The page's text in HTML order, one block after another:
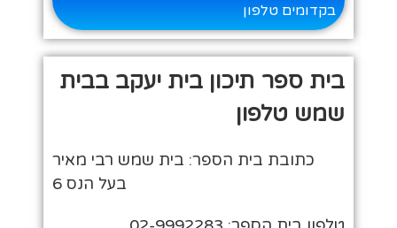
בקדומים טלפון
בית ספר תיכון בית יעקב בבית
שמש טלפון
כתובת בית הספר: בית שמש רבי מאיר
בעל הנס 6